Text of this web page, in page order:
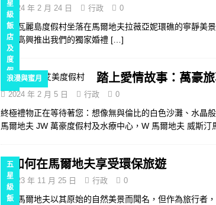
星
級
飯
店
及
度
假
村
2024 年 2 月 24 日 行政 0
芙拉瓦麗島度假村坐落在馬爾地夫拉薇亞妮環礁的寧靜美
們很高興推出我們的獨家婚禮 […]
浪漫與蜜月 踏上愛情故事：萬豪
2024 年 2 月 5 日 行政 0
終極禮物正在等待著您：想像無與倫比的白色沙灘、水晶
馬爾地夫 JW 萬豪度假村及水療中心，W 馬爾地夫 威斯
五
星
級
飯
如何在馬爾地夫享受環保旅遊
2023 年 11 月 25 日 行政 0
雖然馬爾地夫以其原始的自然美景而聞名，但作為旅行者